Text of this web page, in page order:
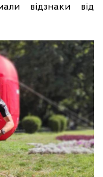
відзнаки від